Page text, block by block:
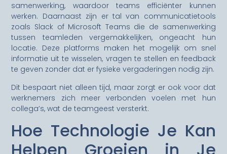
samenwerking, waardoor teams efficiënter kunnen
werken. Daarnaast zijn er tal van communicatietools
zoals Slack of Microsoft Teams die de samenwerking
tussen teamleden vergemakkelijken, ongeacht hun
locatie. Deze platforms maken het mogelijk om snel
informatie uit te wisselen, vragen te stellen en feedback
te geven zonder dat er fysieke vergaderingen nodig zijn.
Dit bespaart niet alleen tijd, maar zorgt er ook voor dat
werknemers zich meer verbonden voelen met hun
collega’s, wat de teamgeest versterkt.
Hoe Technologie Je Kan